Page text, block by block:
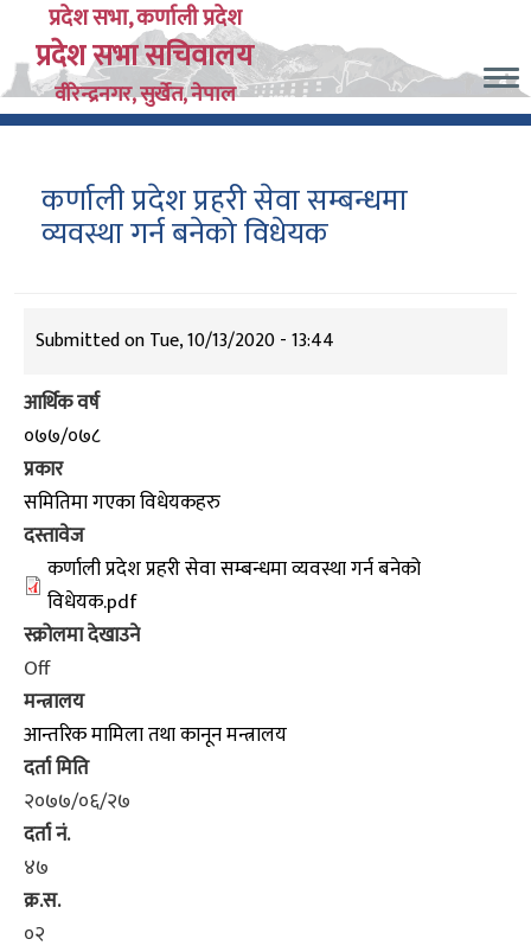
main
content
प्रदेश सभा, कर्णाली प्रदेश
प्रदेश सभा सचिवालय
वीरेन्द्रनगर, सुर्खेत, नेपाल
कर्णाली प्रदेश प्रहरी सेवा सम्बन्धमा
व्यवस्था गर्न बनेको विधेयक
Submitted onTue, 10/13/2020 - 13:44
आर्थिक वर्ष
०७७/०७८
प्रकार
समितिमा गएका विधेयकहरु
दस्तावेज
कर्णाली प्रदेश प्रहरी सेवा सम्बन्धमा व्यवस्था गर्न बनेको
विधेयक.pdf
स्क्रोलमा देखाउने
Off
मन्त्रालय
आन्तरिक मामिला तथा कानून मन्त्रालय
दर्ता मिति
२०७७/०६/२७
दर्ता नं.
४७
क्र.स.
०२